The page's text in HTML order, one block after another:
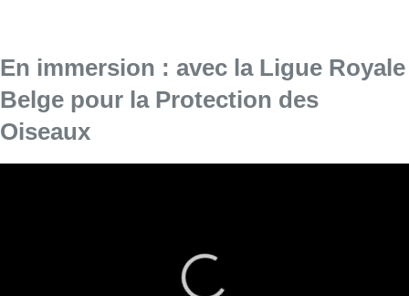
En immersion : avec la Ligue Royale
Belge pour la Protection des
Oiseaux
La ligue est active depuis 1922 et œuvre pour la protection des